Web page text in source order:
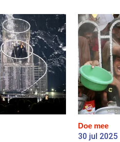
Doe mee
30 jul 2025